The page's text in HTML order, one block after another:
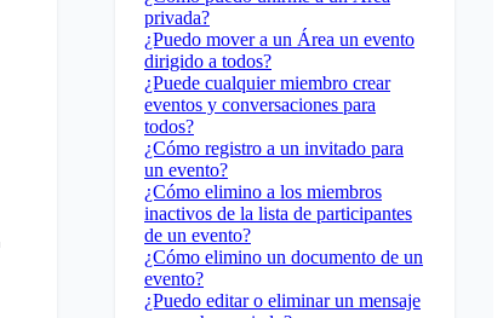
privada?
¿Puedo mover a un Área un evento
dirigido a todos?
¿Puede cualquier miembro crear
eventos y conversaciones para
todos?
¿Cómo registro a un invitado para
un evento?
¿Cómo elimino a los miembros
inactivos de la lista de participantes
de un evento?
¿Cómo elimino un documento de un
evento?
¿Puedo editar o eliminar un mensaje